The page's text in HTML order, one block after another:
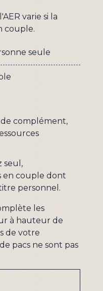
varie si la
couple.
seule
complément,
seul,
en couple dont
personnel.
les
à hauteur de
de votre
pacs ne sont pas